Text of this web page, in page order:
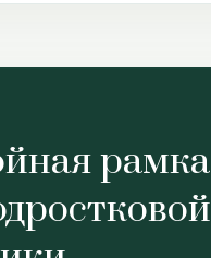
рамка